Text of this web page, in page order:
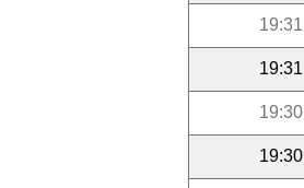
19:31
19:31
19:30
19:30